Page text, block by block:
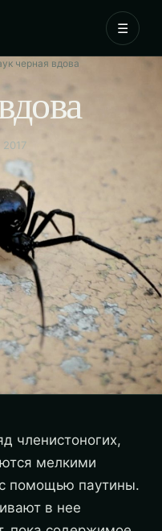
☰
черная вдова
членистоногих,
мелкими
помощью паутины.
в нее